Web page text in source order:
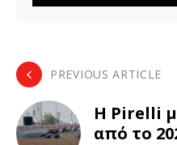
PREVIOUS ARTICLE
Η Pirelli
από το